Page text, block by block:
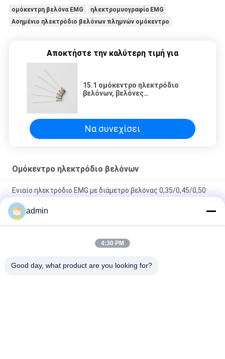
ομόκεντρη βελόνα EMG
ηλεκτρομυογραφία EMG
Ασημένιο ηλεκτρόδιο βελόνων πλημνών ομόκεντρο
Αποκτήστε την καλύτερη τιμή για
15.1 ομόκεντρο ηλεκτρόδιο
βελόνων, βελόνες
Να συνεχίσει
Ομόκεντρο ηλεκτρόδιο βελόνων
Ενιαίο ηλεκτρόδιο EMG με διάμετρο βελόνας 0,35/0,45/0,50
mm
15.1 ομόκεντρα αποστειρωμένα αναλώσιμα λαβών CE
ηλεκτροδίων βελόνων μετάλλων ομόκεντρα
Ομόκεντρο μήκος βελόνων EMG 50 χιλ. με την όμορφη λαβή
admin
4:30 PM
Good day, what product are you looking for?